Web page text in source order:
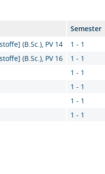
Semester
(B.Sc.), PV 14
1 - 1
(B.Sc.), PV 16
1 - 1
1 - 1
1 - 1
1 - 1
1 - 1